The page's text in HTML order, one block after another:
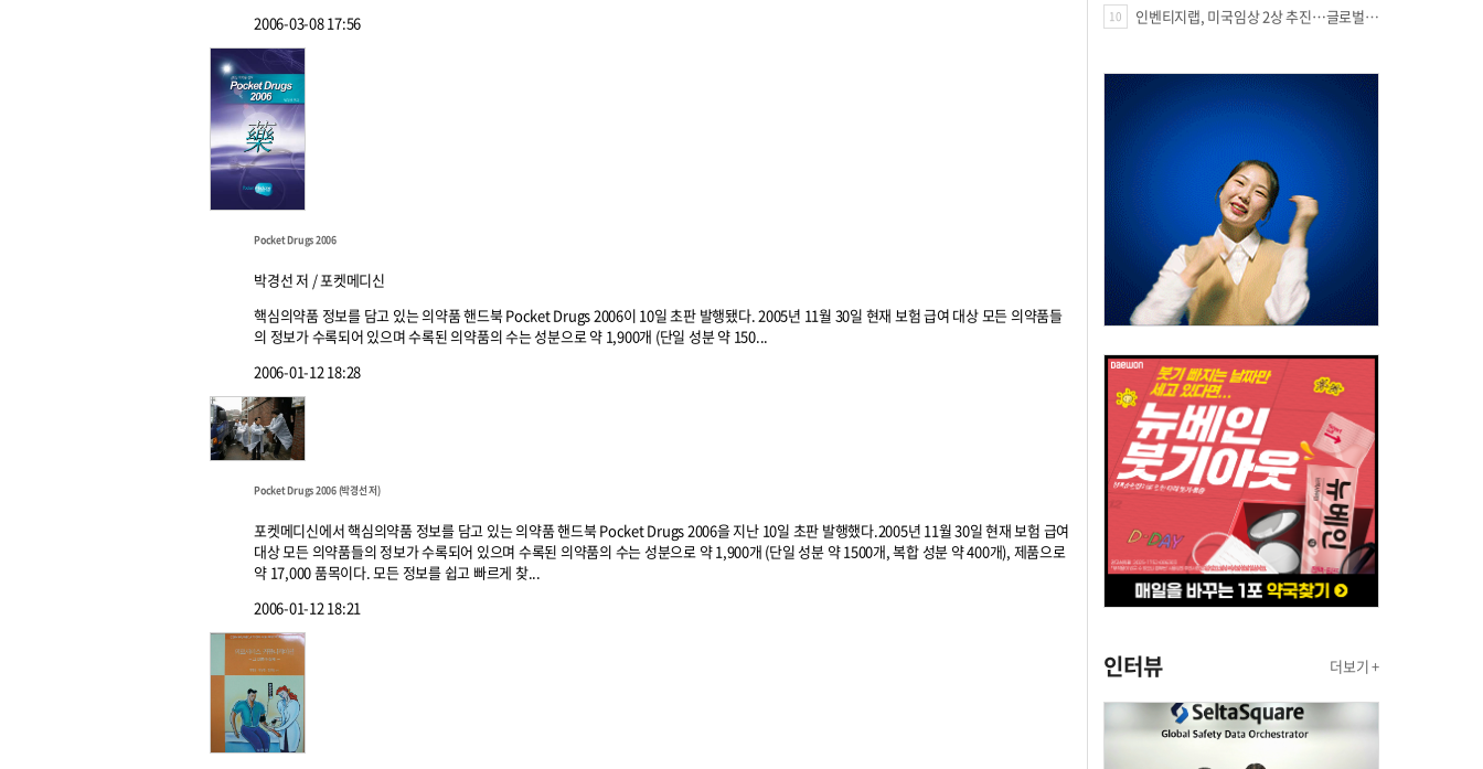
2006-03-08 17:56
Pocket Drugs 2006
박경선 저 / 포켓메디신
핵심의약품 정보를 담고 있는 의약품 핸드북 Pocket Drugs 2006이 10일 초판 발행됐다. 2005년 11월 30일 현재 보험 급여 대상 모든 의약품들
의 정보가 수록되어 있으며 수록된 의약품의 수는 성분으로 약 1,900개 (단일 성분 약 150...
2006-01-12 18:28
Pocket Drugs 2006 (박경선 저)
포켓메디신에서 핵심의약품 정보를 담고 있는 의약품 핸드북 Pocket Drugs 2006을 지난 10일 초판 발행했다.2005년 11월 30일 현재 보험 급여
대상 모든 의약품들의 정보가 수록되어 있으며 수록된 의약품의 수는 성분으로 약 1,900개 (단일 성분 약 1500개, 복합 성분 약 400개), 제품으로
약 17,000 품목이다. 모든 정보를 쉽고 빠르게 찾...
2006-01-12 18:21
10 인벤티지랩, 미국임상 2상 추진…글로벌 팁스 통해 정부 지원 60억원 확보
인터뷰 더보기 +